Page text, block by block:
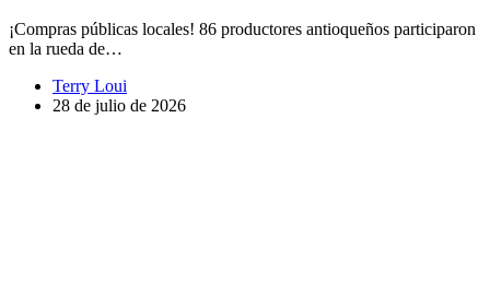
¡Compras públicas locales! 86 productores antioqueños participaron
en la rueda de…
Terry Loui
28 de julio de 2026